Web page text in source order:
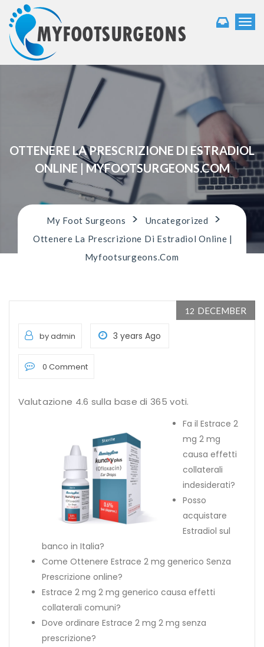
T
i
g
a
t
i
o
OTTENERE LA PRESCRIZIONE DI ESTRADIOL
ONLINE | MYFOOTSURGEONS.COM
My Foot Surgeons > Uncategorized >
Ottenere La Prescrizione Di Estradiol Online |
Myfootsurgeons.com
12 DECEMBER
by admin 3 years Ago
0 Comment
Valutazione 4.6 sulla base di 365 voti.
Fa il Estrace 2
mg 2 mg
causa effetti
collaterali
indesiderati?
Posso
acquistare
Estradiol sul
banco in Italia?
Come Ottenere Estrace 2 mg generico Senza
Prescrizione online?
Estrace 2 mg 2 mg generico causa effetti
collaterali comuni?
Dove ordinare Estrace 2 mg 2 mg senza
prescrizione?